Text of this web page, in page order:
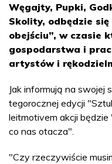
Węgajty, Pupki,
Skolity, odbędzie
obejściu”, w czasie
gospodarstwa i
artystów i
Jak informują na
tegorocznej edycji
leitmotivem akcji
co nas otacza".
"Czy rzeczywiście